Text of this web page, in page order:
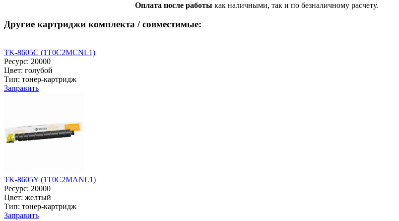
Оплата после работы как наличными, так и по безналичному расчету.
Другие картриджи комплекта / совместимые:
TK-8605C (1T0C2MCNL1)
Ресурс: 20000
Цвет: голубой
Тип: тонер-картридж
Заправить
TK-8605Y (1T0C2MANL1)
Ресурс: 20000
Цвет: желтый
Тип: тонер-картридж
Заправить